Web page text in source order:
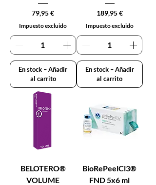
Precio
79,95 €
Impuesto excluido
En stock – Añadir
al carrito
Precio
189,95 €
Impuesto excluido
En stock – Añadir
al carrito
BELOTERO®
VOLUME
BioRePeelCl3®
FND 5x6 ml